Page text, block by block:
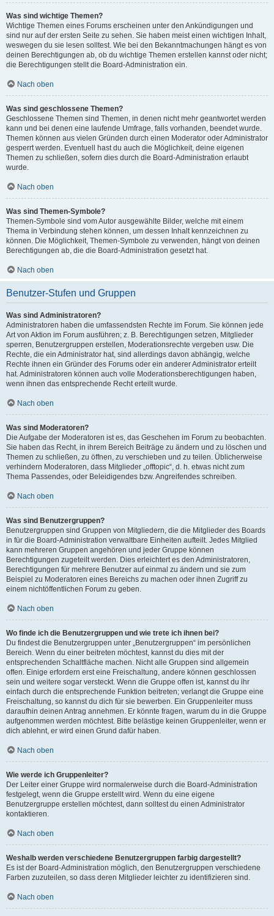
Was sind wichtige Themen?
Wichtige Themen eines Forums erscheinen unter den Ankündigungen und
sind nur auf der ersten Seite zu sehen. Sie haben meist einen wichtigen Inhalt,
weswegen du sie lesen solltest. Wie bei den Bekanntmachungen hängt es von
deinen Berechtigungen ab, ob du wichtige Themen erstellen kannst oder nicht;
die Berechtigungen stellt die Board-Administration ein.
Nach oben
Was sind geschlossene Themen?
Geschlossene Themen sind Themen, in denen nicht mehr geantwortet werden
kann und bei denen eine laufende Umfrage, falls vorhanden, beendet wurde.
Themen können aus vielen Gründen durch einen Moderator oder Administrator
gesperrt werden. Eventuell hast du auch die Möglichkeit, deine eigenen
Themen zu schließen, sofern dies durch die Board-Administration erlaubt
wurde.
Nach oben
Was sind Themen-Symbole?
Themen-Symbole sind vom Autor ausgewählte Bilder, welche mit einem
Thema in Verbindung stehen können, um dessen Inhalt kennzeichnen zu
können. Die Möglichkeit, Themen-Symbole zu verwenden, hängt von deinen
Berechtigungen ab, die die Board-Administration gesetzt hat.
Nach oben
Benutzer-Stufen und Gruppen
Was sind Administratoren?
Administratoren haben die umfassendsten Rechte im Forum. Sie können jede
Art von Aktion im Forum ausführen; z. B. Berechtigungen setzen, Mitglieder
sperren, Benutzergruppen erstellen, Moderationsrechte vergeben usw. Die
Rechte, die ein Administrator hat, sind allerdings davon abhängig, welche
Rechte ihnen ein Gründer des Forums oder ein anderer Administrator erteilt
hat. Administratoren können auch volle Moderationsberechtigungen haben,
wenn ihnen das entsprechende Recht erteilt wurde.
Nach oben
Was sind Moderatoren?
Die Aufgabe der Moderatoren ist es, das Geschehen im Forum zu beobachten.
Sie haben das Recht, in ihrem Bereich Beiträge zu ändern und zu löschen und
Themen zu schließen, zu öffnen, zu verschieben und zu teilen. Üblicherweise
verhindern Moderatoren, dass Mitglieder „offtopic“, d. h. etwas nicht zum
Thema Passendes, oder Beleidigendes bzw. Angreifendes schreiben.
Nach oben
Was sind Benutzergruppen?
Benutzergruppen sind Gruppen von Mitgliedern, die die Mitglieder des Boards
in für die Board-Administration verwaltbare Einheiten aufteilt. Jedes Mitglied
kann mehreren Gruppen angehören und jeder Gruppe können
Berechtigungen zugeteilt werden. Dies erleichtert es den Administratoren,
Berechtigungen für mehrere Benutzer auf einmal zu ändern und sie zum
Beispiel zu Moderatoren eines Bereichs zu machen oder ihnen Zugriff zu
einem nichtöffentlichen Forum zu geben.
Nach oben
Wo finde ich die Benutzergruppen und wie trete ich ihnen bei?
Du findest die Benutzergruppen unter „Benutzergruppen“ im persönlichen
Bereich. Wenn du einer beitreten möchtest, kannst du dies mit der
entsprechenden Schaltfläche machen. Nicht alle Gruppen sind allgemein
offen. Einige erfordern erst eine Freischaltung, andere können geschlossen
sein und weitere sogar versteckt. Wenn die Gruppe offen ist, kannst du ihr
einfach durch die entsprechende Funktion beitreten; verlangt die Gruppe eine
Freischaltung, so kannst du dich für sie bewerben. Ein Gruppenleiter muss
daraufhin deinen Antrag annehmen. Er könnte fragen, warum du in die Gruppe
aufgenommen werden möchtest. Bitte belästige keinen Gruppenleiter, wenn er
dich ablehnt, er wird einen Grund dafür haben.
Nach oben
Wie werde ich Gruppenleiter?
Der Leiter einer Gruppe wird normalerweise durch die Board-Administration
festgelegt, wenn die Gruppe erstellt wird. Wenn du eine eigene
Benutzergruppe erstellen möchtest, dann solltest du einen Administrator
kontaktieren.
Nach oben
Weshalb werden verschiedene Benutzergruppen farbig dargestellt?
Es ist der Board-Administration möglich, den Benutzergruppen verschiedene
Farben zuzuteilen, so dass deren Mitglieder leichter zu identifizieren sind.
Nach oben